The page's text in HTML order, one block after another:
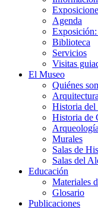
Agenda
Biblioteca
Servicios
Visitas
El Museo
Quiénes
Arquitectura
Historia del
Historia de
Arqueología
Murales
Salas de
Salas del
Educación
Materiales
Glosario
Publicaciones